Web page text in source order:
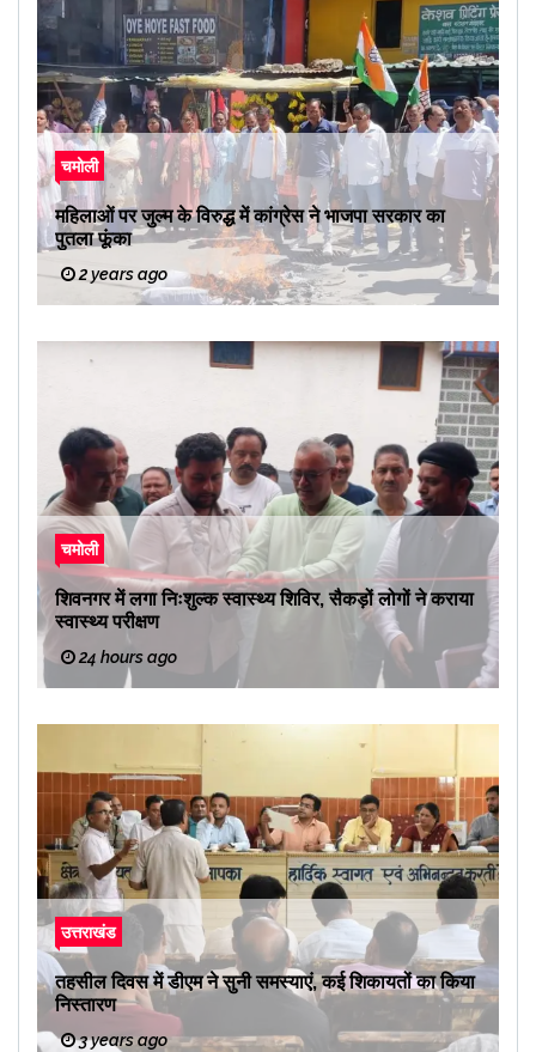
चमोली
महिलाओं पर जुल्म के विरुद्ध में कांग्रेस ने भाजपा सरकार का
पुतला फूंका
2 years ago
चमोली
शिवनगर में लगा निःशुल्क स्वास्थ्य शिविर, सैकड़ों लोगों ने कराया
स्वास्थ्य परीक्षण
24 hours ago
उत्तराखंड
तहसील दिवस में डीएम ने सुनी समस्याएं, कई शिकायतों का किया
निस्तारण
3 years ago